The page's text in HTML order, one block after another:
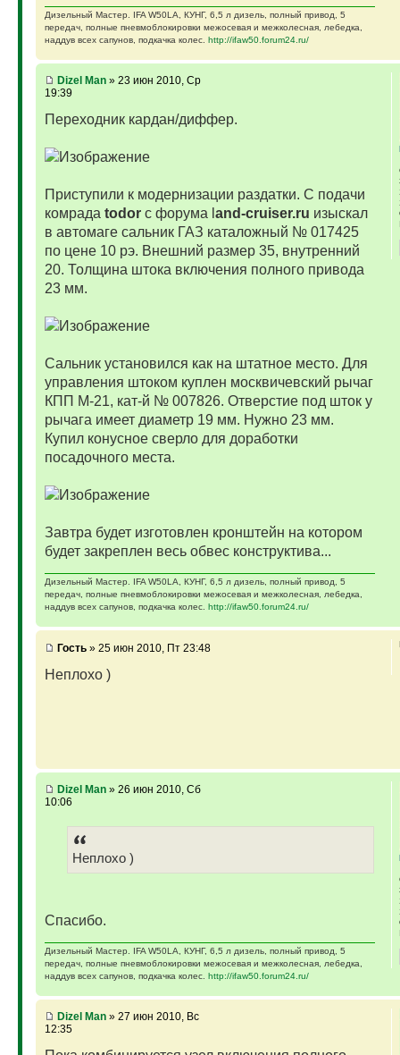
Дизельный Мастер. IFA W50LA, КУНГ, 6,5 л дизель, полный привод, 5
передач, полные пневмоблокировки межосевая и межколесная, лебедка,
наддув всех сапунов, подкачка колес. http://ifaw50.forum24.ru/
Dizel Man» 23 июн 2010, Ср
19:39
Переходник кардан/диффер.
Приступили к модернизации раздатки. С подачи
комрада todorс форума l and-cruiser.ru изыскал
в автомаге сальник ГАЗ каталожный № 017425
по цене 10 рэ. Внешний размер 35, внутренний
20. Толщина штока включения полного привода
23 мм.
Сальник установился как на штатное место. Для
управления штоком куплен москвичевский рычаг
КПП М-21, кат-й № 007826. Отверстие под шток у
рычага имеет диаметр 19 мм. Нужно 23 мм.
Купил конусное сверло для доработки
посадочного места.
Завтра будет изготовлен кронштейн на котором
будет закреплен весь обвес конструктива...
Дизельный Мастер. IFA W50LA, КУНГ, 6,5 л дизель, полный привод, 5
передач, полные пневмоблокировки межосевая и межколесная, лебедка,
наддув всех сапунов, подкачка колес. http://ifaw50.forum24.ru/
Гость» 25 июн 2010, Пт 23:48
Неплохо )
Dizel Man» 26 июн 2010, Сб
10:06
Неплохо )
Спасибо.
Дизельный Мастер. IFA W50LA, КУНГ, 6,5 л дизель, полный привод, 5
передач, полные пневмоблокировки межосевая и межколесная, лебедка,
наддув всех сапунов, подкачка колес. http://ifaw50.forum24.ru/
Dizel Man» 27 июн 2010, Вс
12:35